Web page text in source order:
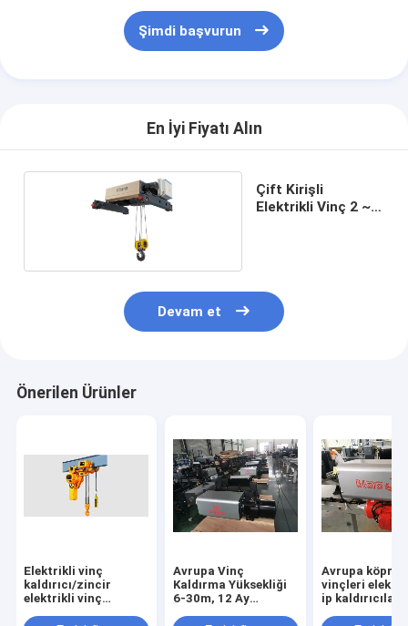
Şimdi başvurun
En İyi Fiyatı Alın
Çift Kirişli
Elektrikli Vinç 2 ~
Devam et
Önerilen Ürünler
Elektrikli vinç
kaldırıcı/zincir
elektrikli vinç
Avrupa Vinç
Kaldırma Yüksekliği
6-30m, 12 Ay
Avrupa köprü
vinçleri
ip